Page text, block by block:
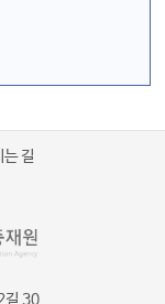
는 길
길 30